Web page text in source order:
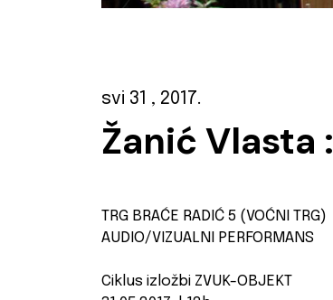
svi 31 , 2017.
Žanić Vlasta :
TRG BRAĆE RADIĆ 5 (VOĆNI TRG)
AUDIO/VIZUALNI PERFORMANS
Ciklus izložbi ZVUK-OBJEKT